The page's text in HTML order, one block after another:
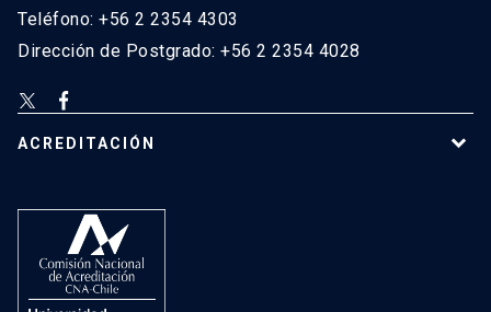
Teléfono: +56 2 2354 4303
Dirección de Postgrado: +56 2 2354 4028
ACREDITACIÓN